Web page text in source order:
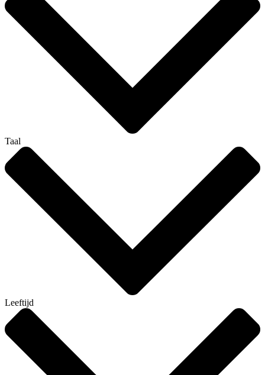
Taal
Leeftijd